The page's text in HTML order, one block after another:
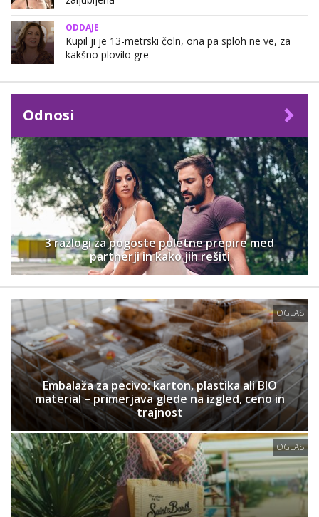
ODDAJE
Kupil ji je 13-metrski čoln, ona pa sploh ne ve, za
kakšno plovilo gre
Odnosi
3 razlogi za pogoste poletne prepire med
partnerji in kako jih rešiti
OGLAS
Embalaža za pecivo: karton, plastika ali BIO
material – primerjava glede na izgled, ceno in
trajnost
OGLAS